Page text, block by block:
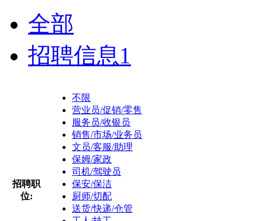
全部
招聘信息1
招聘职
位:
不限
营业员/促销/零售
服务员/收银员
销售/市场/业务员
文员/客服/助理
保姆/家政
司机/驾驶员
保安/保洁
厨师/切配
送货/快递/仓管